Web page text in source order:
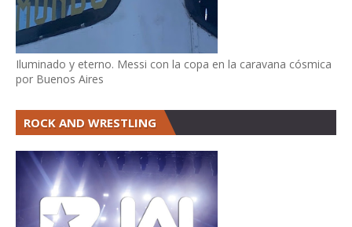
Iluminado y eterno. Messi con la copa en la caravana cósmica
por Buenos Aires
ROCK AND WRESTLING